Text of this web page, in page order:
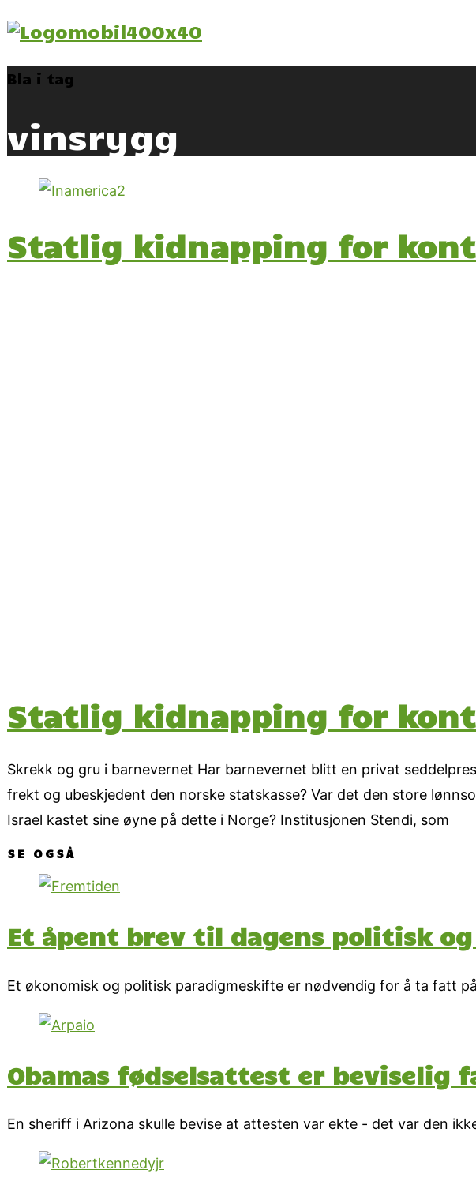
Bla i tag
vinsrygg
Statlig kidnapping for
Statlig kidnapping for
Skrekk og gru i barnevernet Har barnevernet blitt en privat
frekt og ubeskjedent den norske statskasse? Var det den store
Israel kastet sine øyne på dette i Norge? Institusjonen Stendi, som
SE OGSÅ
Et åpent brev til dagens politisk
Et økonomisk og politisk paradigmeskifte er nødvendig for å ta fatt
Obamas fødselsattest er beviselig
En sheriff i Arizona skulle bevise at attesten var ekte - det var den